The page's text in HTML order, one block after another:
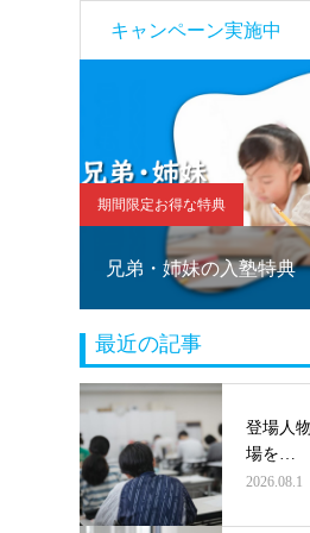
キャンペーン実施中
期間限定お得な特典
兄弟・姉妹の入塾特典
最近の記事
登場人
場を…
2026.08.1